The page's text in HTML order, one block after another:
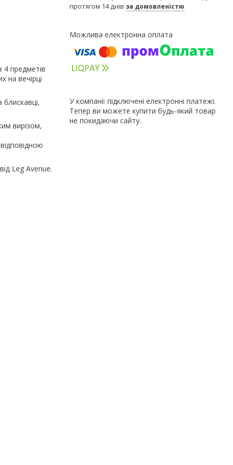
4 предметів
на вечірці
вирізом,
Leg Avenue.
протягом 14 днів за домовленістю
У компанії підключені електронні платежі.
Тепер ви можете купити будь-який товар
не покидаючи сайту.